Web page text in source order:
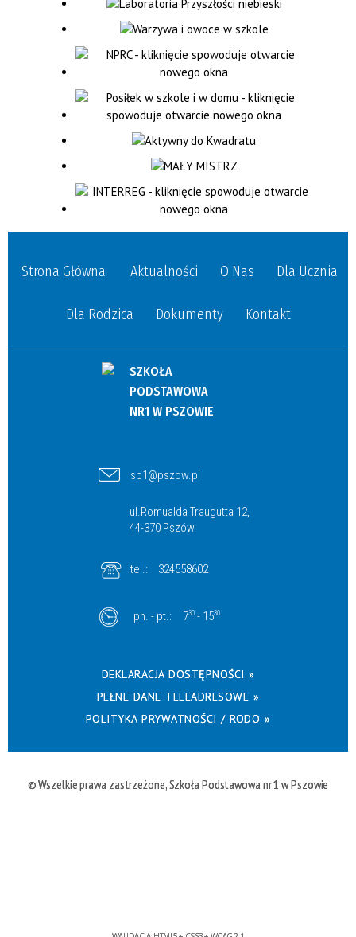
Strona Główna Aktualności O Nas Dla Ucznia
Dla Rodzica Dokumenty Kontakt
SZKOŁA
PODSTAWOWA
NR1 W PSZOWIE
sp1@pszow.pl
ul.Romualda Traugutta 12,
44-370 Pszów
tel.: 324558602
pn. - pt.: 730 - 1530
DEKLARACJA DOSTĘPNOŚCI »
PEŁNE DANE TELEADRESOWE »
POLITYKA PRYWATNOŚCI / RODO »
© Wszelkie prawa zastrzeżone, Szkoła Podstawowa nr 1 w Pszowie